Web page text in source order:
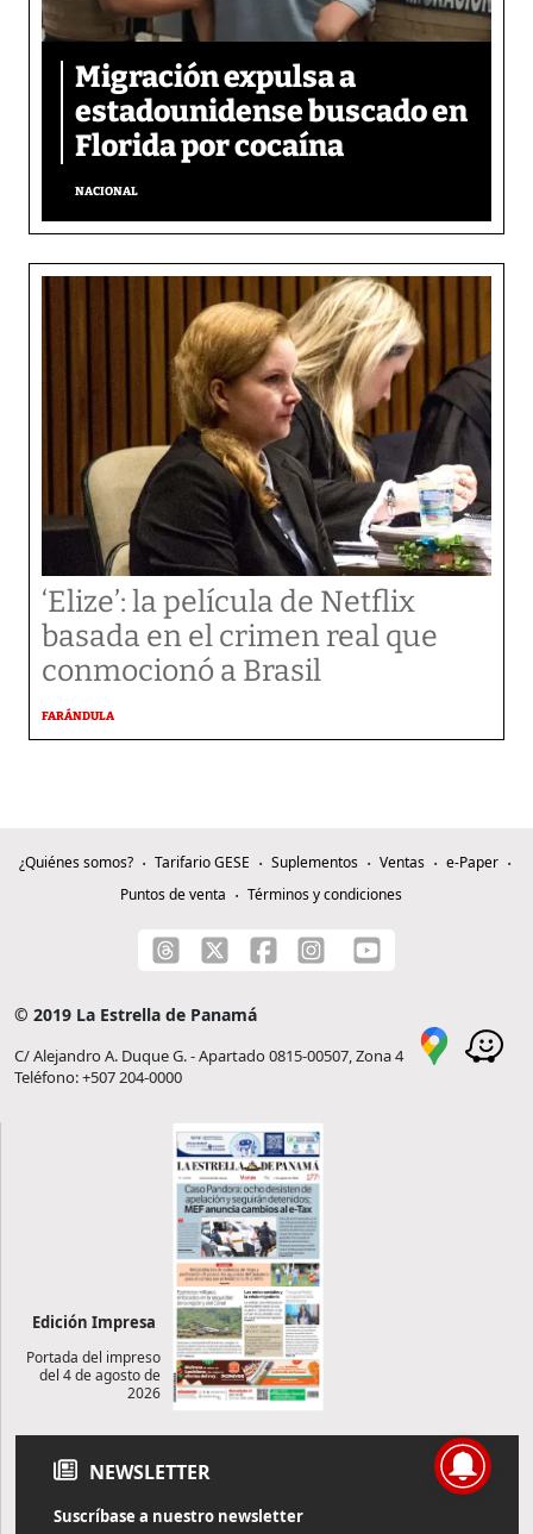
Migración expulsa a
estadounidense buscado en
Florida por cocaína
NACIONAL
‘Elize’: la película de Netflix
basada en el crimen real que
conmocionó a Brasil
FARÁNDULA
¿Quiénes somos? Tarifario GESE Suplementos Ventas
e-Paper
Puntos de venta
Términos y condiciones
© 2019 La Estrella de Panamá
C/ Alejandro A. Duque G. - Apartado 0815-00507, Zona 4
Teléfono: +507 204-0000
Edición Impresa
Portada del impreso
del 4 de agosto de
2026
NEWSLETTER
Suscríbase a nuestro newsletter